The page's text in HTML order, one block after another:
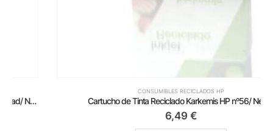
CONSUMIBLES RECICLADOS HP
Cartucho de Tinta Reciclado Karkemis HP nº56/ Negro